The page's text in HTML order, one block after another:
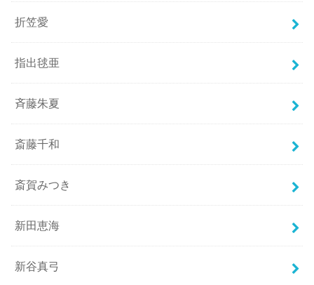
折笠愛
指出毬亜
斉藤朱夏
斎藤千和
斎賀みつき
新田恵海
新谷真弓